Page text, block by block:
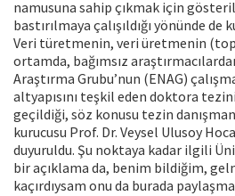
namusuna sahip çıkmak için
bastırılmaya çalışıldığı yönünde
Veri türetmenin, veri üretmenin
ortamda, bağımsız
Araştırma Grubu’nun (ENAG)
altyapısını teşkil eden doktora
geçildiği, söz konusu tezin
kurucusu Prof. Dr. Veysel Ulusoy
duyuruldu. Şu noktaya kadar ilgili
bir açıklama da, benim bildiğim,
kaçırdıysam onu da burada